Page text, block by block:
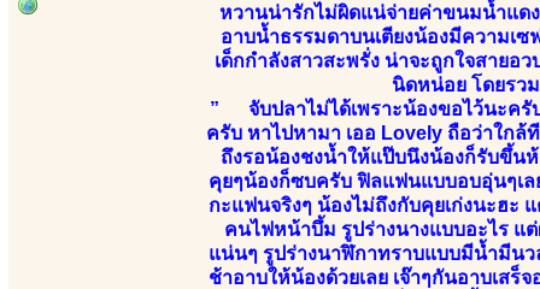
หวานน่ารักไม่ผิดแน่จ่ายค่าขนมน้ำแด
อาบน้ำธรรมดาบนเตียงน้องมีความเ
เด็กกำลังสาวสะพรั่ง น่าจะถูกใจสาย
นิดหน่อย โดยรว
” จับปลาไม่ได้เพราะน้องขอไว้นะครับ
ครับ หาไปหามา เออ Lovely ถือว่าใกล้
ถึงรอน้องชงน้ำให้แป๊บนึงน้องก็รับขึ้น
คุยๆน้องก็ซบครับ ฟิลแฟนแบบอบอุ่นๆเ
กะแฟนจริงๆ น้องไม่ถึงกับคุยเก่งนะฮะ
คนไฟหน้าบึ้ม รูปร่างนางแบบอะไร แ
แน่นๆ รูปร่างนาฬิกาทราบแบบมีน้ำมีน
ช้าอาบให้น้องด้วยเลย เจ๊าๆกันอาบเส